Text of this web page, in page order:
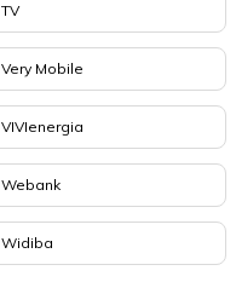
TV
Very Mobile
VIVIenergia
Webank
Widiba